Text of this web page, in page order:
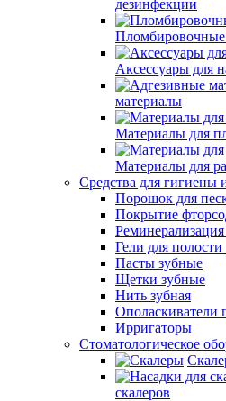
дезинфекции
Аксессуары для
материалы
Материалы для
Материалы для
Средства для гигиены
Порошок для
Покрытие
Гели для полости
Пасты зубные
Щетки зубные
Нить зубная
Ополаскиватели
Ирригаторы
Стоматологическое
скалеров